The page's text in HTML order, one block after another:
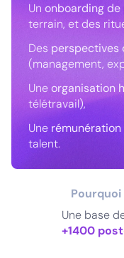
Un onboarding
terrain, et des
Des perspectives
(management,
Uneorganisation
télétravail),
Une
talent.
Une base
+1400